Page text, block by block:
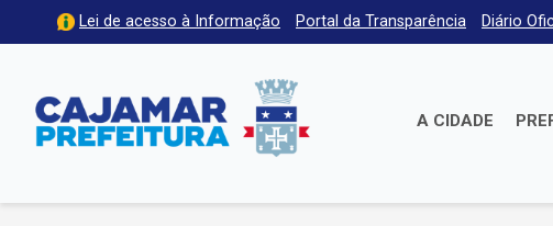
Lei de acesso à Informação Portal da Transparência Diário
A CIDADE